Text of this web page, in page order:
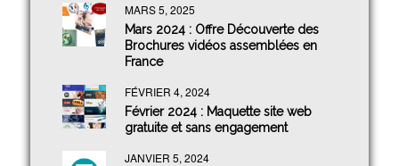
MARS 5, 2025
Mars 2024 : Offre Découverte des
Brochures vidéos assemblées en
France
FÉVRIER 4, 2024
Février 2024 : Maquette site web
gratuite et sans engagement
JANVIER 5, 2024